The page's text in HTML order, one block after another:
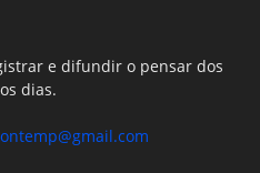
e difundir o pensar dos
dias.